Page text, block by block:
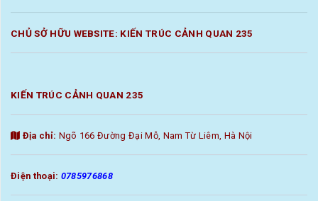
CHỦ SỞ HỮU WEBSITE: KIẾN TRÚC CẢNH QUAN 235
KIẾN TRÚC CẢNH QUAN 235
Địa chỉ: Ngõ 166 Đường Đại Mỗ, Nam Từ Liêm, Hà Nội
Điện thoại: 0785976868